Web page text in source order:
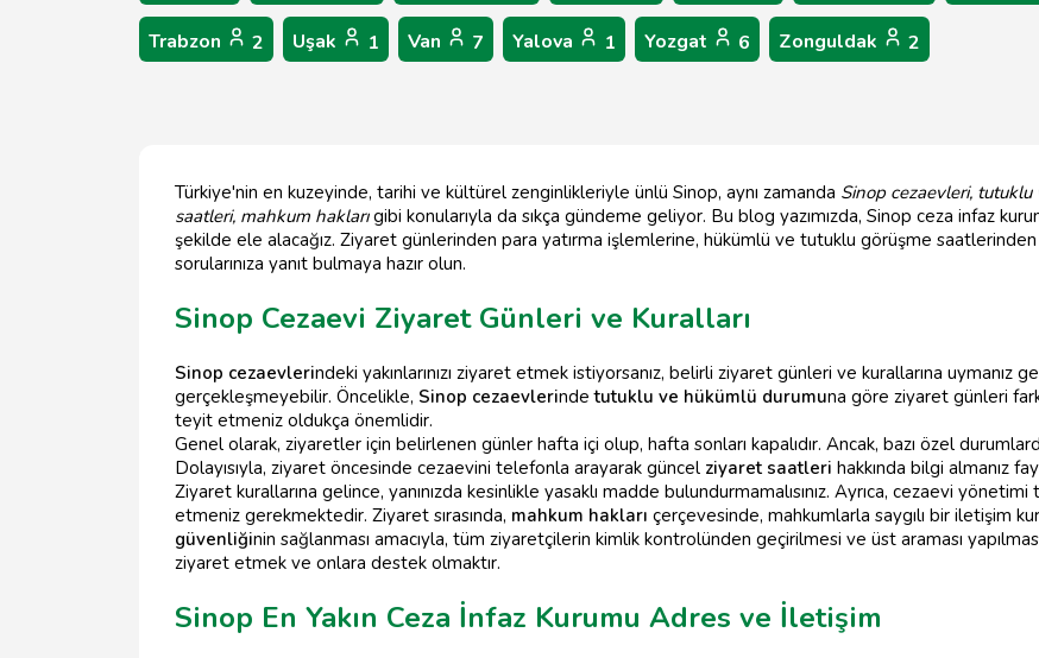
Trabzon 2 Uşak 1 Van 7 Yalova 1 Yozgat 6 Zonguldak 2
Türkiye'nin en kuzeyinde, tarihi ve kültürel zenginlikleriyle ünlü Sinop, aynı zamanda Sinop cezaevleri,
saatleri, mahkum haklarıgibi konularıyla da sıkça gündeme geliyor. Bu blog yazımızda, Sinop ceza infaz
şekilde ele alacağız. Ziyaret günlerinden para yatırma işlemlerine, hükümlü ve tutuklu görüşme saatlerinden
sorularınıza yanıt bulmaya hazır olun.
Sinop Cezaevi Ziyaret Günleri ve Kuralları
Sinop cezaevlerindeki yakınlarınızı ziyaret etmek istiyorsanız, belirli ziyaret günleri ve kurallarına uymanız
gerçekleşmeyebilir. Öncelikle, Sinop cezaevlerindetutuklu ve hükümlü durumuna göre ziyaret günleri
teyit etmeniz oldukça önemlidir.
Genel olarak, ziyaretler için belirlenen günler hafta içi olup, hafta sonları kapalıdır. Ancak, bazı özel
Dolayısıyla, ziyaret öncesinde cezaevini telefonla arayarak güncel ziyaret saatleri hakkında bilgi almanız
Ziyaret kurallarına gelince, yanınızda kesinlikle yasaklı madde bulundurmamalısınız. Ayrıca, cezaevi
etmeniz gerekmektedir. Ziyaret sırasında, mahkum hakları çerçevesinde, mahkumlarla saygılı bir iletişim
güvenliğinin sağlanması amacıyla, tüm ziyaretçilerin kimlik kontrolünden geçirilmesi ve üst araması
ziyaret etmek ve onlara destek olmaktır.
Sinop En Yakın Ceza İnfaz Kurumu Adres ve İletişim